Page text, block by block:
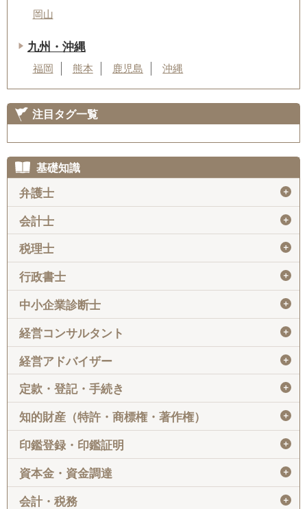
岡山
九州・沖縄
福岡 熊本 鹿児島 沖縄
注目タグ一覧
基礎知識
弁護士 ＋
会計士 ＋
税理士 ＋
行政書士 ＋
中小企業診断士 ＋
経営コンサルタント ＋
経営アドバイザー ＋
定款・登記・手続き ＋
知的財産（特許・商標権・著作権） ＋
印鑑登録・印鑑証明 ＋
資本金・資金調達 ＋
会計・税務 ＋